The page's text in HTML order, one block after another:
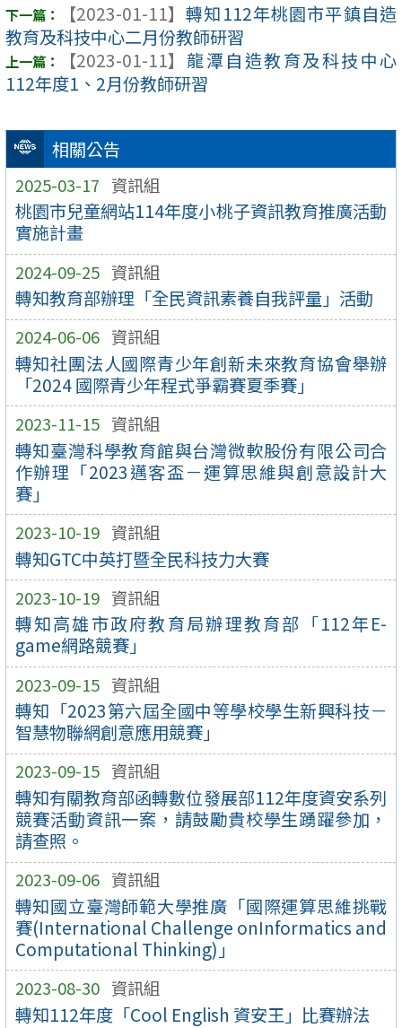
相關公告
2025-03-17 資訊組
桃園市兒童網站114年度小桃子資訊教育推廣活動
實施計畫
2024-09-25 資訊組
轉知教育部辦理「全民資訊素養自我評量」活動
2024-06-06 資訊組
轉知社團法人國際青少年創新未來教育協會舉辦
「2024 國際青少年程式爭霸賽夏季賽」
2023-11-15 資訊組
轉知臺灣科學教育館與台灣微軟股份有限公司合
作辦理「2023邁客盃－運算思維與創意設計大
賽」
2023-10-19 資訊組
轉知GTC中英打暨全民科技力大賽
2023-10-19 資訊組
轉知高雄市政府教育局辦理教育部「112年E-
game網路競賽」
2023-09-15 資訊組
轉知「2023第六屆全國中等學校學生新興科技－
智慧物聯網創意應用競賽」
2023-09-15 資訊組
轉知有關教育部函轉數位發展部112年度資安系列
競賽活動資訊一案，請鼓勵貴校學生踴躍參加，
請查照。
2023-09-06 資訊組
轉知國立臺灣師範大學推廣「國際運算思維挑戰
賽(International Challenge onInformatics and
Computational Thinking)」
2023-08-30 資訊組
轉知112年度「Cool English 資安王」比賽辦法
【2023-01-11】 轉知112年桃園市平鎮自造
教育及科技中心二月份教師研習
【2023-01-11】 龍潭自造教育及科技中心
112年度1、2月份教師研習